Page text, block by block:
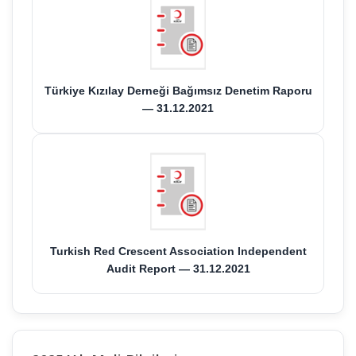
Türkiye Kızılay Derneği Bağımsız Denetim Raporu
— 31.12.2021
Turkish Red Crescent Association Independent
Audit Report — 31.12.2021